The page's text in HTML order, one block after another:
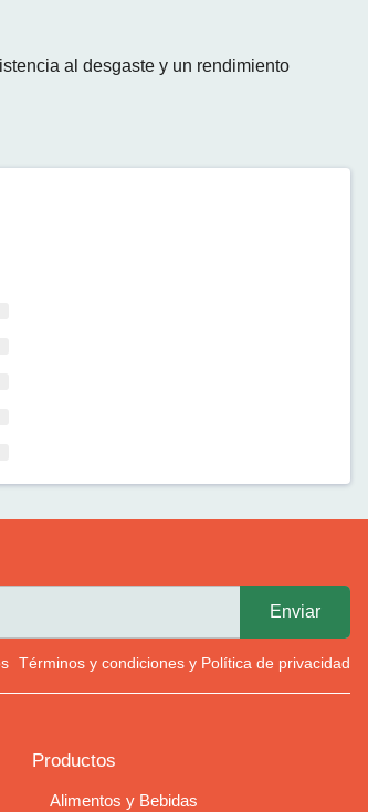
al desgaste y un rendimiento
Términos y condiciones y Política de privacidad
Productos
Alimentos y Bebidas